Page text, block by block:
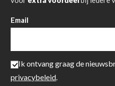
Email
Ik ontvang graag de
privacybeleid